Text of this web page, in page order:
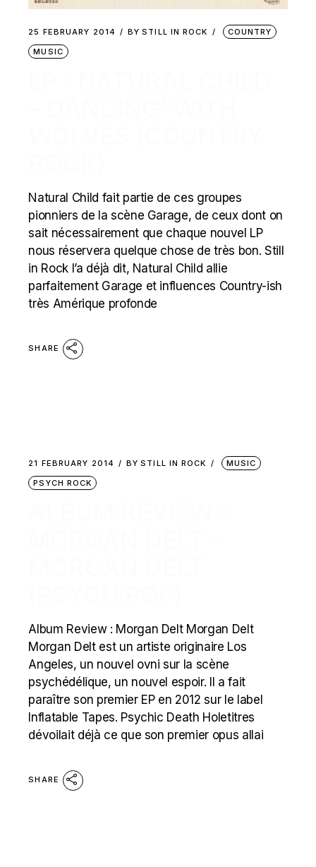
25 FEBRUARY 2014 BY STILL IN ROCK
COUNTRY
MUSIC
Natural Child fait partie de ces groupes
pionniers de la scène Garage, de ceux dont on
sait nécessairement que chaque nouvel LP
nous réservera quelque chose de très bon. Still
in Rock l’a déjà dit, Natural Child allie
parfaitement Garage et influences Country-ish
très Amérique profonde
SHARE
21 FEBRUARY 2014 BY STILL IN ROCK
MUSIC
PSYCH ROCK
Album Review : Morgan Delt Morgan Delt
Morgan Delt est un artiste originaire Los
Angeles, un nouvel ovni sur la scène
psychédélique, un nouvel espoir. Il a fait
paraître son premier EP en 2012 sur le label
Inflatable Tapes. Psychic Death Holetitres
dévoilait déjà ce que son premier opus allai
SHARE